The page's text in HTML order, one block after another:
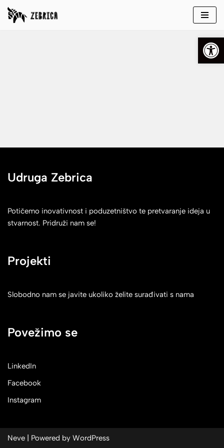
Udruga Zebrica
Potičemo inovativnost i poduzetništvo te pretvaranje ideja u
stvarnost. Pridruži nam se!
Projekti
Slobodno nam se javite ukoliko želite surađivati s nama
Povežimo se
LinkedIn
Facebook
Instagram
Neve | Powered by WordPress